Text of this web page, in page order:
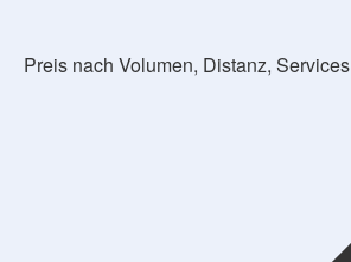
Preis nach Volumen, Distanz, Services